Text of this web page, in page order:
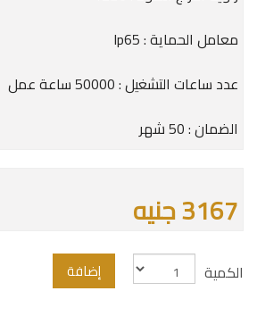
معامل الحماية : lp65
عدد ساعات التشغيل : 50000 ساعة عمل
الضمان : 50 شهر
3167 جنيه
الكمية إضافة